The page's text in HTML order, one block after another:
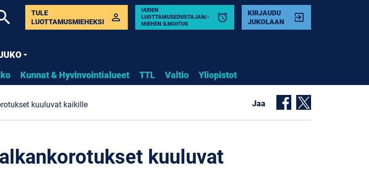
Kunnat & Hyvinvointialueet TTL Valtio Yliopistot
TULE
LUOTTAMUSMIEHEKSI
perm_identity
UUDEN
LUOTTAMUSEDUSTAJAN/-
MIEHEN ILMOITUS
alarm
KIRJAUDU
JUKOLAAN
exit_to_app
kuuluvat kaikille Jaa
kuuluvat